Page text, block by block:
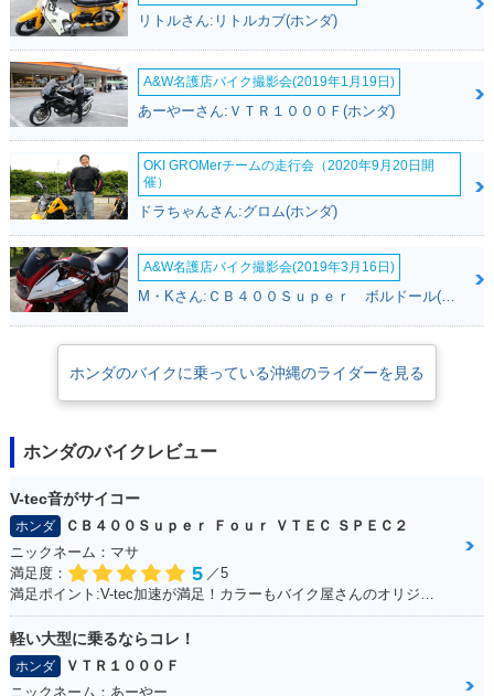
2019年 CB1300 SU
PER BOL D'OR S
P・追加
2019年 CB1300 SU
PER BOL D'OR・カ
2018年 CB1300 SU
PER BOL D'OR・マ
PER BOL D'OR E P
PER BOL D'OR E P
PER BOL D'OR・追
2015年 CB1300 SU
PER BOL D'OR E P
ackage Special Edi
tion・特別・限定仕
様
2014年 CB1300 SU
PER BOL D'OR E P
ackage・新登場
2014年 CB1300 SU
PER BOL D'OR・マ
リトルさん:リトルカブ(ホンダ)
A&W名護店バイク撮影会(2019年1月19日)
あーやーさん:ＶＴＲ１０００Ｆ(ホンダ)
OKI GROMerチームの走行会（2020年9月20日開
催）
ドラちゃんさん:グロム(ホンダ)
A&W名護店バイク撮影会(2019年3月16日)
ホンダのバイクに乗っている沖縄のライダーを見る
ホンダのバイクレビュー
V-tec音がサイコー
ホンダ
ＣＢ４００Ｓｕｐｅｒ Ｆｏｕｒ ＶＴＥＣ ＳＰＥＣ２
ニックネーム：マサ
満足度：
5 ／5
満足ポイント:V-tec加速が満足！カラーもバイク屋さんのオリジナルカラーです。
軽い大型に乗るならコレ！
ホンダ
ＶＴＲ１０００Ｆ
ニックネーム：あーやー